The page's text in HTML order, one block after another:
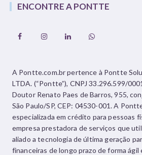
ENCONTRE A PONTTE
A Pontte.com.br pertence à Pontte
LTDA. (“Pontte”), CNPJ 33.296.599/
Doutor Renato Paes de Barros, 955,
São Paulo/SP, CEP: 04530-001. A
especializada em crédito para pessoas
empresa prestadora de serviços que
aliado a tecnologia de última geração
financeiras de longo prazo de forma